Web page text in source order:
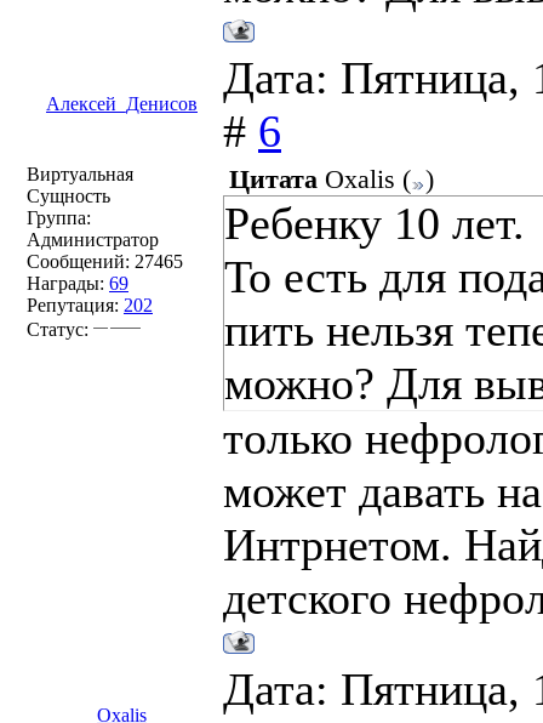
Алексей_Денисов
Дата: Пятница,
# 6
Виртуальная
Сущность
Группа:
Администратор
Сообщений: 27465
Награды: 69
Репутация: 202
Статус:
Цитата Oxalis ( )
Ребенку 10 лет.
То есть для
пить нельзя
можно? Для
только
может давать
Интрнетом.
детского
Oxalis
Дата: Пятница,